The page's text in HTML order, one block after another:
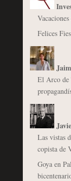
Felices
El Arco de
Las vistas
copista de
Goya en